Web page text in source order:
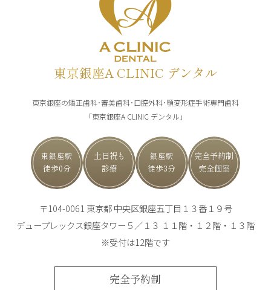
東京銀座A CLINIC デンタル
東京銀座の矯正歯科･審美歯科･口腔外科･顎変形症手術専門歯科
「東京銀座A CLINIC デンタル」
東銀座駅
徒歩0分
土日祝も
診療
銀座駅
徒歩3分
完全予約制
完全個室
〒104-0061 東京都 中央区銀座五丁目１３番１９号
デュープレックス銀座タワー５／１３ １１階・１２階・１３階
※受付は12階です
完全予約制